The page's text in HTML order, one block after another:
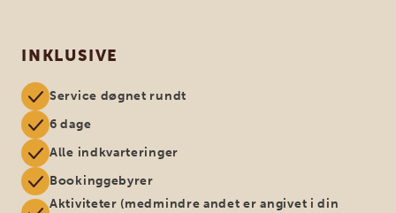
INKLUSIVE
Service døgnet rundt
6 dage
Alle indkvarteringer
Bookinggebyrer
Aktiviteter (medmindre andet er angivet i din